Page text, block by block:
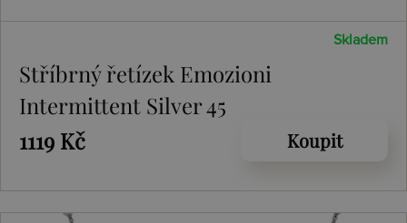
Skladem
Stříbrný řetízek Emozioni
Intermittent Silver 45
1119 Kč
Koupit